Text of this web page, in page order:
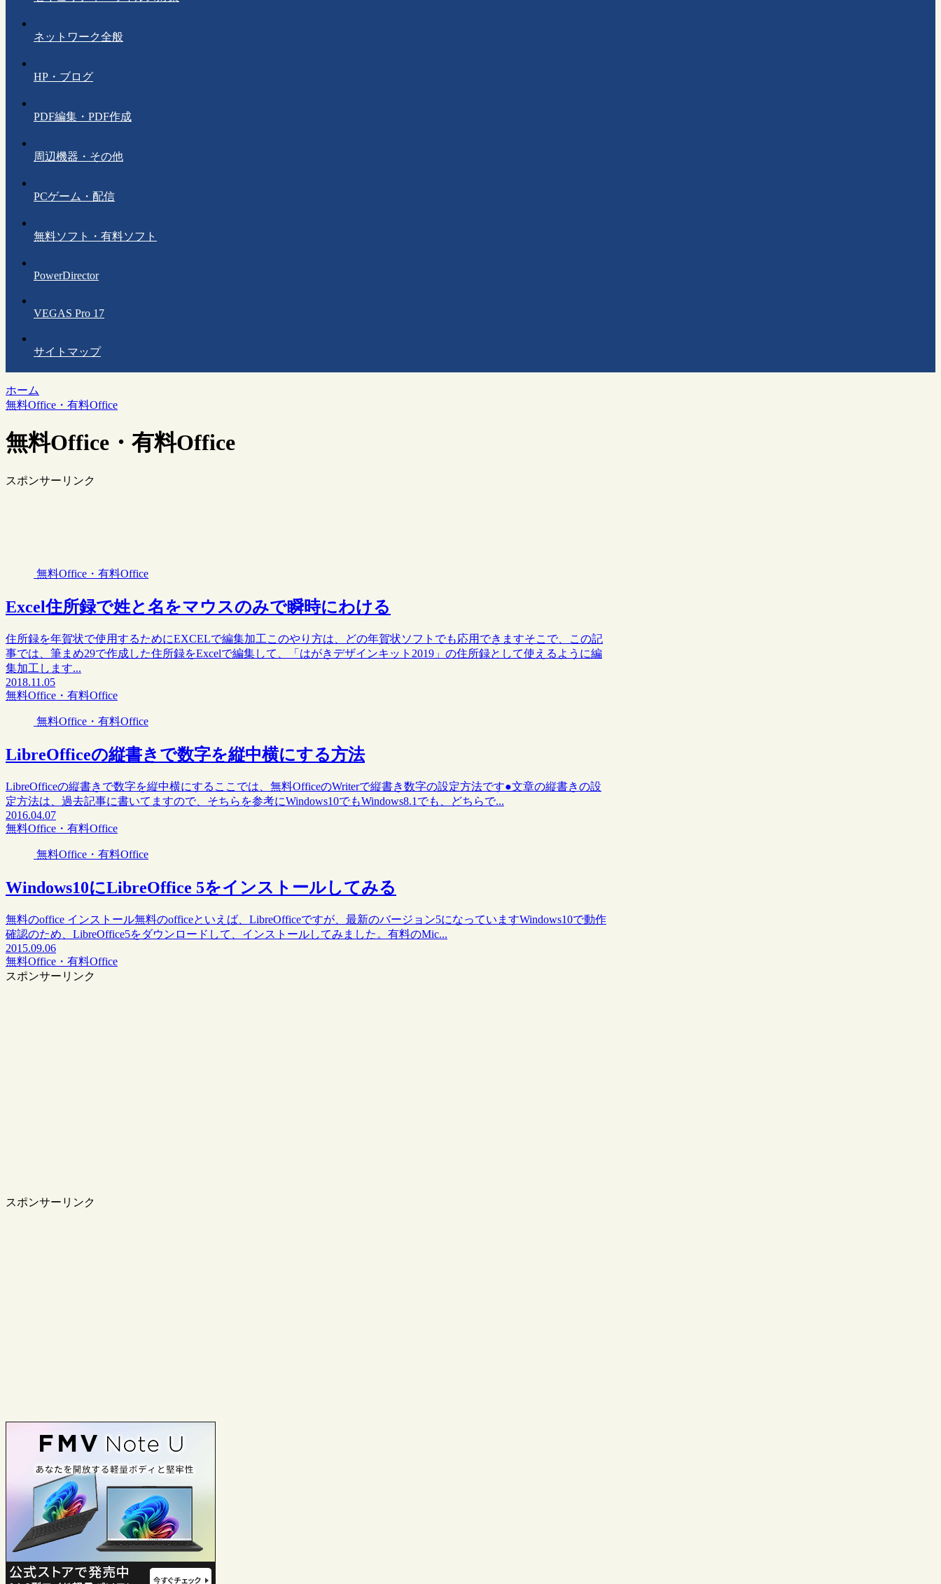
ネットワーク全般
HP・ブログ
PDF編集・PDF作成
周辺機器・その他
PCゲーム・配信
無料ソフト・有料ソフト
PowerDirector
VEGAS Pro 17
サイトマップ
ホーム
無料Office・有料Office
無料Office・有料Office
スポンサーリンク
無料Office・有料Office
Excel住所録で姓と名をマウスのみで瞬時にわける
住所録を年賀状で使用するためにEXCELで編集加工このやり方は、どの年賀状ソフトでも応用できますそこで、この記
事では、筆まめ29で作成した住所録をExcelで編集して、「はがきデザインキット2019」の住所録として使えるように編
集加工します...
2018.11.05
無料Office・有料Office
無料Office・有料Office
LibreOfficeの縦書きで数字を縦中横にする方法
LibreOfficeの縦書きで数字を縦中横にするここでは、無料OfficeのWriterで縦書き数字の設定方法です●文章の縦書きの設
定方法は、過去記事に書いてますので、そちらを参考にWindows10でもWindows8.1でも、どちらで...
2016.04.07
無料Office・有料Office
無料Office・有料Office
Windows10にLibreOffice 5をインストールしてみる
無料のoffice インストール無料のofficeといえば、LibreOfficeですが、最新のバージョン5になっていますWindows10で動作
確認のため、LibreOffice5をダウンロードして、インストールしてみました。有料のMic...
2015.09.06
無料Office・有料Office
スポンサーリンク
スポンサーリンク